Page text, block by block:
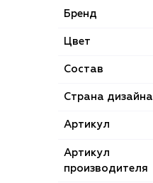
Бренд
Цвет
Состав
Страна дизайна
Артикул
Артикул
производителя